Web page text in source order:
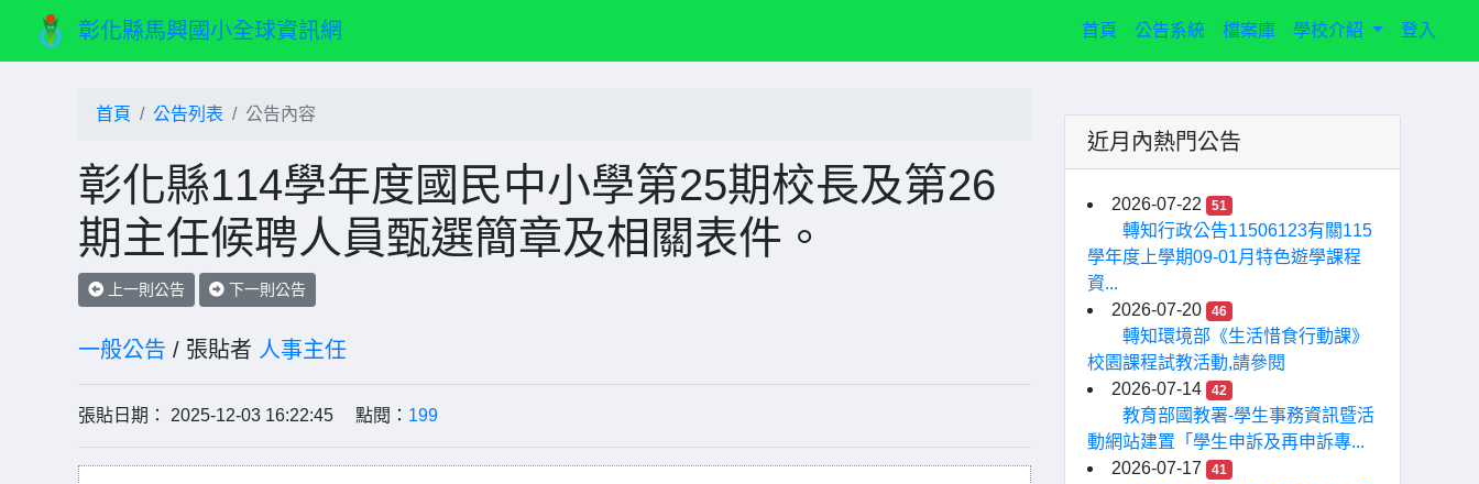
彰化縣馬興國小全球資訊網 首頁 (current)
公告系統 檔案庫 學校介紹 登入
首頁 公告列表 公告內容
彰化縣114學年度國民中小學第25期校長及第26
期主任候聘人員甄選簡章及相關表件。
上一則公告 下一則公告
一般公告 / 張貼者 人事主任
張貼日期： 2025-12-03 16:22:45 點閱： 199
近月內熱門公告
2026-07-22 51
轉知行政公告11506123有關115
學年度上學期09-01月特色遊學課程
資...
2026-07-20
46
轉知環境部《生活惜食行動課》
校園課程試教活動,請參閱
2026-07-14
42
教育部國教署-學生事務資訊暨活
動網站建置「學生申訴及再申訴專...
2026-07-17
41